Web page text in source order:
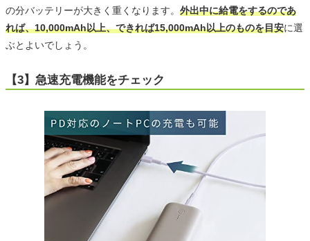
の分バッテリーが大きく重くなります。 外出中に給電をするのであ
れば、10,000mAh以上、できれば15,000mAh以上のものを目安に選
ぶとよいでしょう。
【3】急速充電機能をチェック